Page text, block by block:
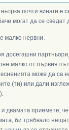
почти винаги е
могат да се сведат
малко нервни.
досегашни
малко от първия
може да са
(ти) или дали
двамата приемете,
би трябвало